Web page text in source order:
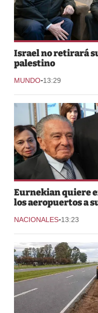
Israel no retirará
palestino
MUNDO-13:29
Eurnekian quiere
los aeropuertos a
NACIONALES-13:23